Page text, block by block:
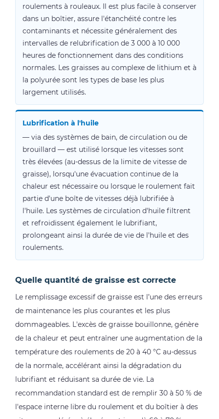
roulements à rouleaux. Il est plus facile à conserver
dans un boîtier, assure l'étanchéité contre les
contaminants et nécessite généralement des
intervalles de relubrification de 3 000 à 10 000
heures de fonctionnement dans des conditions
normales. Les graisses au complexe de lithium et à
la polyurée sont les types de base les plus
largement utilisés.
Lubrification à l'huile
— via des systèmes de bain, de circulation ou de
brouillard — est utilisé lorsque les vitesses sont
très élevées (au-dessus de la limite de vitesse de
graisse), lorsqu'une évacuation continue de la
chaleur est nécessaire ou lorsque le roulement fait
partie d'une boîte de vitesses déjà lubrifiée à
l'huile. Les systèmes de circulation d'huile filtrent
et refroidissent également le lubrifiant,
prolongeant ainsi la durée de vie de l'huile et des
roulements.
Quelle quantité de graisse est correcte
Le remplissage excessif de graisse est l’une des erreurs
de maintenance les plus courantes et les plus
dommageables. L'excès de graisse bouillonne, génère
de la chaleur et peut entraîner une augmentation de la
température des roulements de 20 à 40 °C au-dessus
de la normale, accélérant ainsi la dégradation du
lubrifiant et réduisant sa durée de vie. La
recommandation standard est de remplir 30 à 50 % de
l'espace interne libre du roulement et du boîtier à des